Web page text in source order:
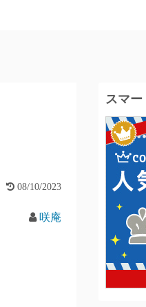
08/10/2023
咲庵
スマ